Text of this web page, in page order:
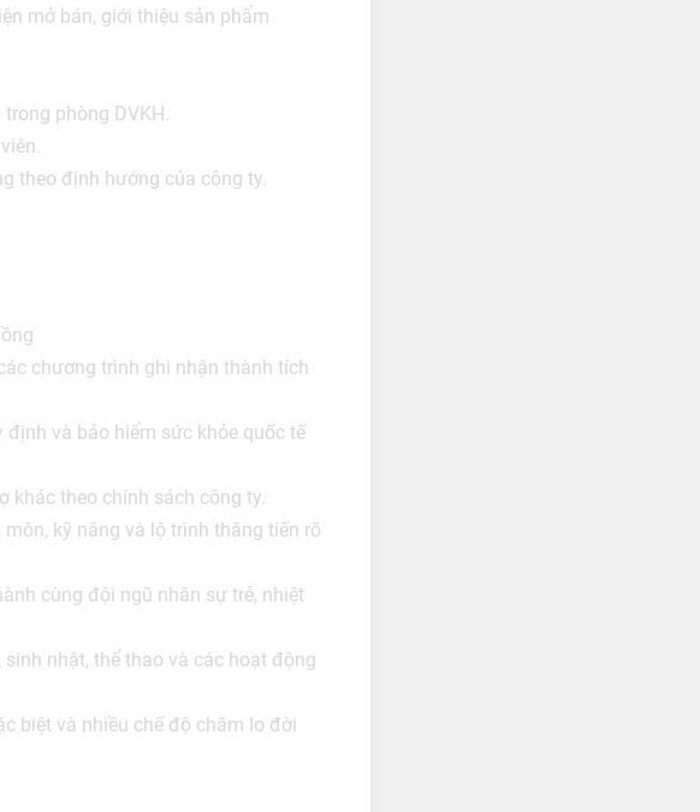
mở bán, giới thiệu sản phẩm
phòng DVKH.
theo định hướng của công ty.
chương trình ghi nhận thành tích
định và bảo hiểm sức khỏe quốc tế
khác theo chính sách công ty.
kỹ năng và lộ trình thăng tiến rõ
cùng đội ngũ nhân sự trẻ, nhiệt
nhật, thể thao và các hoạt động
biệt và nhiều chế độ chăm lo đời